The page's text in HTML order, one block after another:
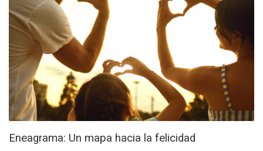
Eneagrama: Un mapa hacia la felicidad